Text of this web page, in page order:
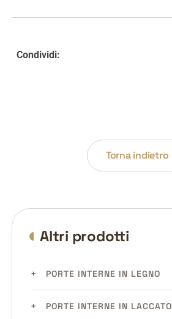
Condividi:
Torna indietro
Altri prodotti
PORTE INTERNE IN LEGNO
PORTE INTERNE IN LACCATO